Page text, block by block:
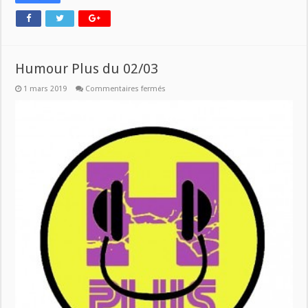
Humour Plus du 02/03
1 mars 2019 Commentaires fermés